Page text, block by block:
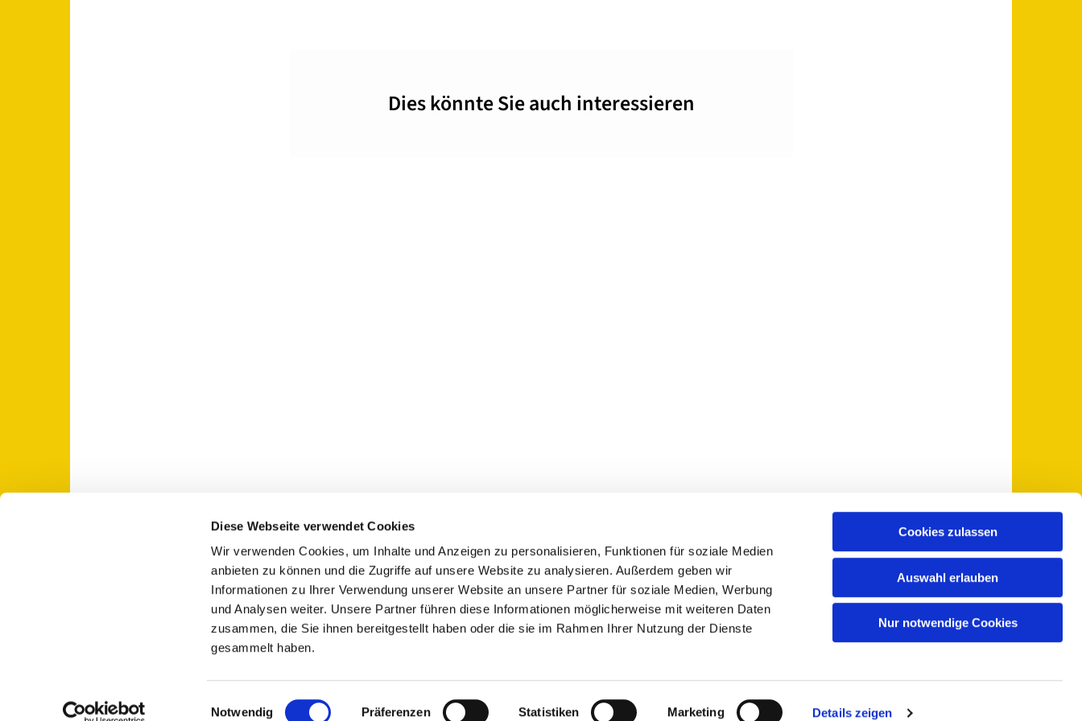
Diese Webseite verwendet Cookies
Wir verwenden Cookies, um Inhalte und Anzeigen zu personalisieren, Funktionen für soziale Medien
anbieten zu können und die Zugriffe auf unsere Website zu analysieren. Außerdem geben wir
Informationen zu Ihrer Verwendung unserer Website an unsere Partner für soziale Medien, Werbung
und Analysen weiter. Unsere Partner führen diese Informationen möglicherweise mit weiteren Daten
zusammen, die Sie ihnen bereitgestellt haben oder die sie im Rahmen Ihrer Nutzung der Dienste
gesammelt haben.
Notwendig Präferenzen Statistiken Marketing Details zeigen
Cookies zulassen
Auswahl erlauben
Nur notwendige Cookies
Dies könnte Sie auch interessieren
St. Otto: Katholische Kirche Usedom-Anklam-Greifswald · Bahnhofstr. 15, 17489 Greifswald+49 3834 5735-0
pfarramt@sankt-otto.de
Kontaktinformationen
Impressum
Hinweisgebersystem